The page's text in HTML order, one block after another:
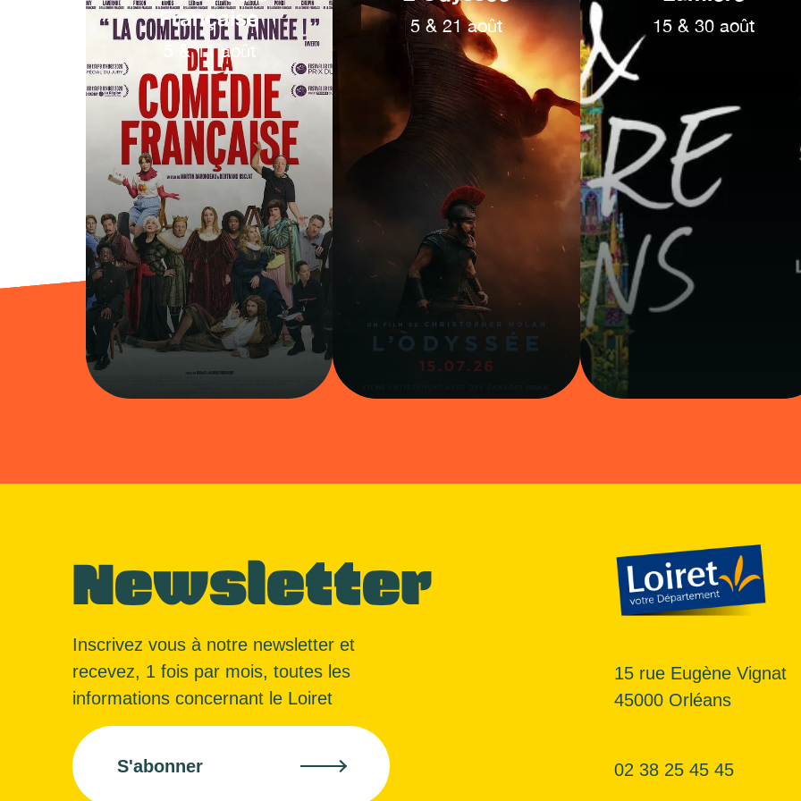
Française
& 11 août
5 & 21 août 15 & 30 août
Newsletter
Inscrivez vous à notre newsletter et
recevez, 1 fois par mois, toutes les
informations concernant le Loiret
S'abonner
15 rue Eugène Vignat
45000 Orléans
02 38 25 45 45